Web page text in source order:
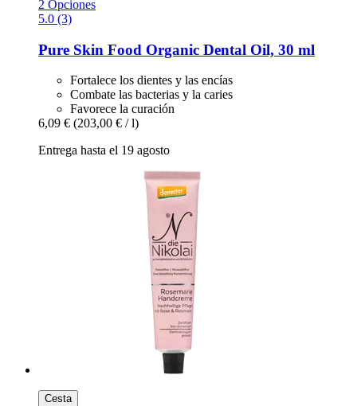
2 Opciones
5.0 (3)
Pure Skin Food Organic Dental Oil, 30 ml
Fortalece los dientes y las encías
Combate las bacterias y la caries
Favorece la curación
6,09 € (203,00 € / l)
Entrega hasta el 19 agosto
Cesta